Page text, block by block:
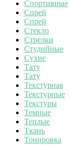
Спортивные
Спрей
Спрей
Стекло
Стрелки
Студийные
Сухие
Тату
Тату
Текстурная
Текстурные
Текстуры
Темные
Теплые
Ткань
Тонировка